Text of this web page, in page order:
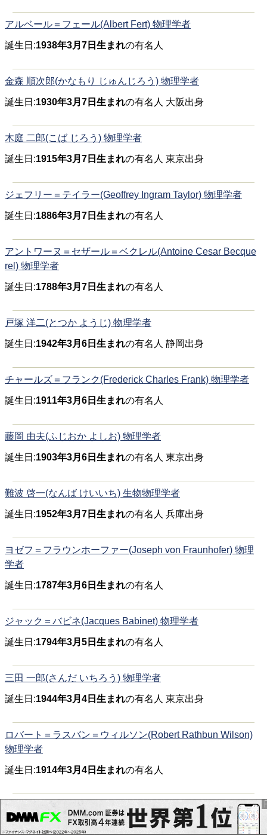
アルベール＝フェール(Albert Fert) 物理学者
誕生日:1938年3月7日生まれの有名人
金森 順次郎(かなもり じゅんじろう) 物理学者
誕生日:1930年3月7日生まれの有名人 大阪出身
木庭 二郎(こば じろう) 物理学者
誕生日:1915年3月7日生まれの有名人 東京出身
ジェフリー＝テイラー(Geoffrey Ingram Taylor) 物理学者
誕生日:1886年3月7日生まれの有名人
アントワーヌ＝セザール＝ベクレル(Antoine Cesar Becque
rel) 物理学者
誕生日:1788年3月7日生まれの有名人
戸塚 洋二(とつか ようじ) 物理学者
誕生日:1942年3月6日生まれの有名人 静岡出身
チャールズ＝フランク(Frederick Charles Frank) 物理学者
誕生日:1911年3月6日生まれの有名人
藤岡 由夫(ふじおか よしお) 物理学者
誕生日:1903年3月6日生まれの有名人 東京出身
難波 啓一(なんば けいいち) 生物物理学者
誕生日:1952年3月7日生まれの有名人 兵庫出身
ヨゼフ＝フラウンホーファー(Joseph von Fraunhofer) 物理
学者
誕生日:1787年3月6日生まれの有名人
ジャック＝バビネ(Jacques Babinet) 物理学者
誕生日:1794年3月5日生まれの有名人
三田 一郎(さんだ いちろう) 物理学者
誕生日:1944年3月4日生まれの有名人 東京出身
ロバート＝ラスバン＝ウィルソン(Robert Rathbun Wilson)
物理学者
誕生日:1914年3月4日生まれの有名人